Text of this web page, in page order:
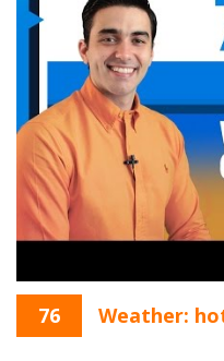
76 Weather: